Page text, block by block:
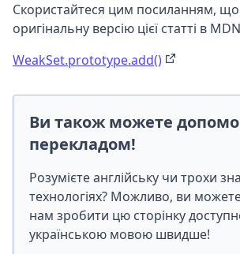
Скористайтеся цим посиланням,
оригінальну версію цієї статті в
WeakSet.prototype.add()
Ви також можете
перекладом!
Розумієте англійську чи трохи
технологіях? Можливо, ви
нам зробити цю сторінку
українською мовою швидше!